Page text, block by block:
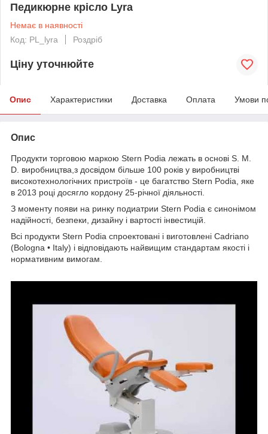
Педикюрне крісло Lyra
Немає в наявності
Код: PL_lyra
Роздріб
Ціну уточнюйте
Опис Характеристики Доставка Оплата Умови
Опис
Продукти торговою маркою Stern Podia лежать в основі S. M.
D. виробництва,з досвідом більше 100 років у виробництві
високотехнологічних пристроїв - це багатство Stern Podia, яке
в 2013 році досягло кордону 25-річної діяльності.
З моменту появи на ринку подиатрии Stern Podia є синонімом
надійності, безпеки, дизайну і вартості інвестицій.
Всі продукти Stern Podia спроектовані і виготовлені Cadriano
(Bologna • Italy) і відповідають найвищим стандартам якості і
нормативним вимогам.